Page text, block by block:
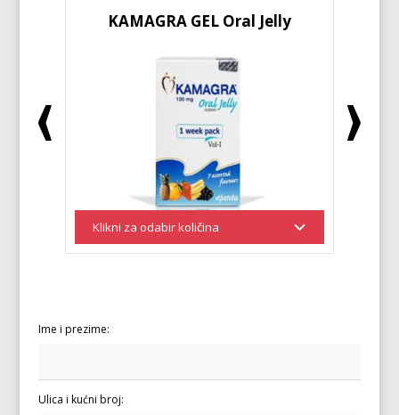
KAMAGRA GEL Oral Jelly
Ime i prezime:
Ulica i kućni broj: